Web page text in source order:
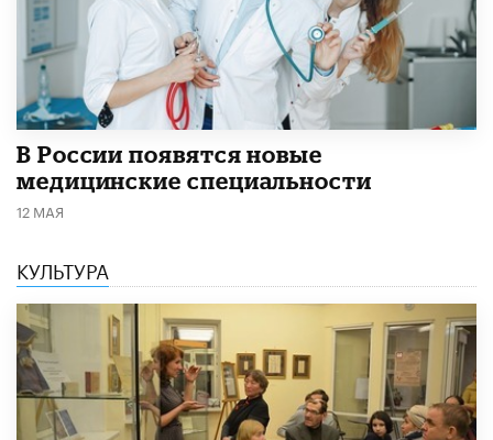
В России появятся новые
медицинские специальности
12 МАЯ
КУЛЬТУРА